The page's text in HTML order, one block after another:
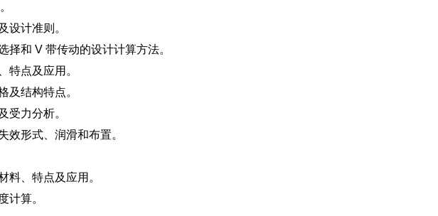
计准则。
和 V 带传动的设计计算方法。
点及应用。
结构特点。
力分析。
形式、润滑和布置。
、特点及应用。
算。